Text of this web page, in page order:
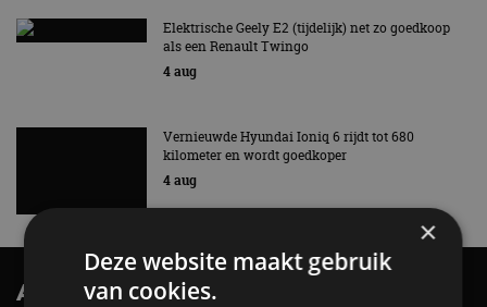
Elektrische Geely E2 (tijdelijk) net zo goedkoop
als een Renault Twingo
4 aug
Vernieuwde Hyundai Ioniq 6 rijdt tot 680
kilometer en wordt goedkoper
4 aug
AutoRAI.nl TV
×
Deze website maakt gebruik
van cookies.